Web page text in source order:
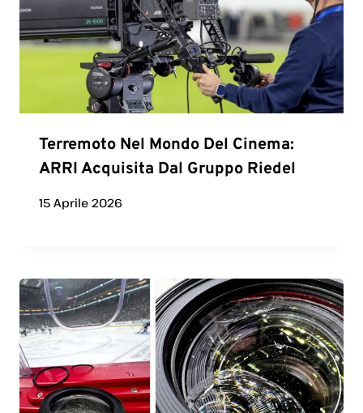
Terremoto Nel Mondo Del Cinema:
ARRI Acquisita Dal Gruppo Riedel
15 Aprile 2026